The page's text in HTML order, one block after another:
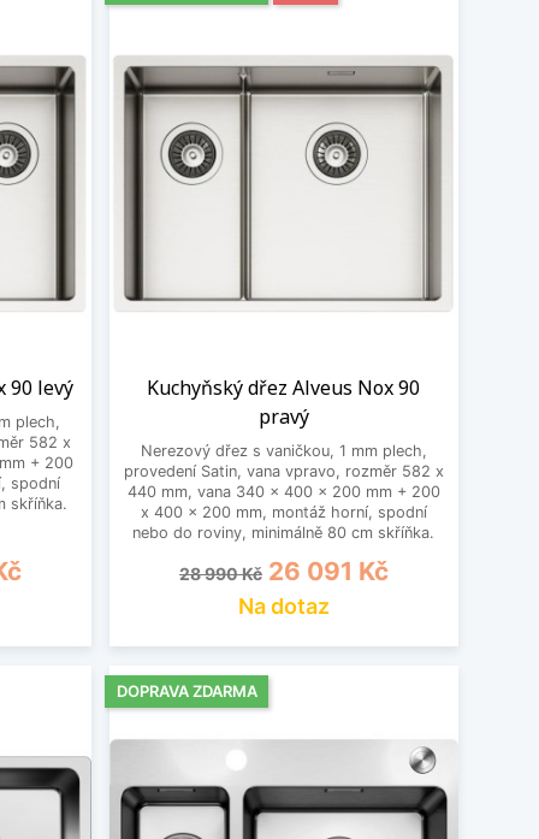
90 levý
plech,
582 x
+ 200
spodní
skříňka.
Kuchyňský dřez Alveus Nox 90
pravý
Nerezový dřez s vaničkou, 1 mm plech,
provedení Satin, vana vpravo, rozměr 582 x
440 mm, vana 340 x 400 x 200 mm + 200
x 400 x 200 mm, montáž horní, spodní
nebo do roviny, minimálně 80 cm skříňka.
Běžná cena
28 990 Kč Cena
26 091 Kč
Na dotaz
DOPRAVA ZDARMA